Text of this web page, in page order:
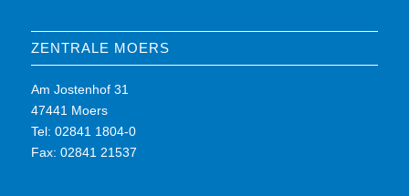
ZENTRALE MOERS
Am Jostenhof 31
47441 Moers
Tel: 02841 1804-0
Fax: 02841 21537